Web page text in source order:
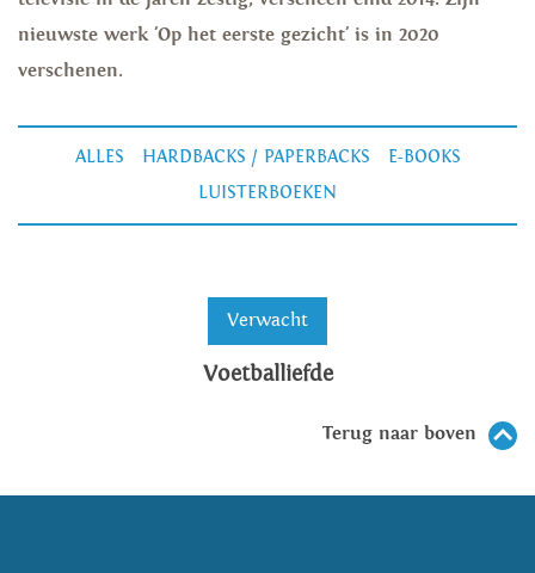
nieuwste werk 'Op het eerste gezicht' is in 2020
verschenen.
ALLES HARDBACKS / PAPERBACKS
E-BOOKS
LUISTERBOEKEN
Verwacht
Voetballiefde
Terug naar boven